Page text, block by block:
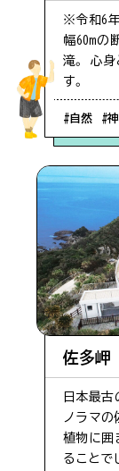
アクセス
混雑状況は
る際に、ス
た上で掲載
ご提供でき
に変化をし
雑情報の掲
※令和6
幅60mの
滝。 心
す。
#自然 #
佐多岬
日本最古
ノラマの
植物に囲
ることで